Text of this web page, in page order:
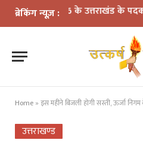
ब्रेकिंग न्यूज़ :
2026 के उत्तराखंड के पदक विजेताओं
Home » इस महीने बिजली होगी सस्ती, ऊर्जा
उत्तराखण्ड